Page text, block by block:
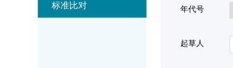
标准比对 年代号
起草人